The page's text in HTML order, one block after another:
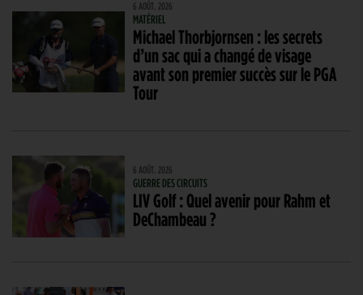
6 AOÛT. 2026
MATÉRIEL
Michael Thorbjornsen : les secrets
d’un sac qui a changé de visage
avant son premier succès sur le PGA
Tour
6 AOÛT. 2026
GUERRE DES CIRCUITS
LIV Golf : Quel avenir pour Rahm et
DeChambeau ?